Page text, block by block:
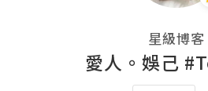
星級博客
愛人。娛己